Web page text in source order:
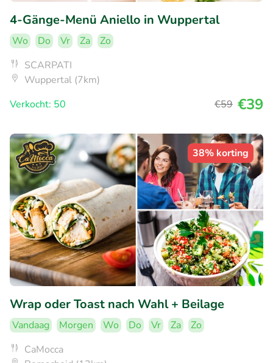
4-Gänge-Menü Aniello in Wuppertal
Wo Do Vr Za
Zo
SCARPATI
Wuppertal (7km)
Verkocht: 50
€59 €39
38% korting
Wrap oder Toast nach Wahl + Beilage
Vandaag Morgen Wo Do Vr Za
Zo
CaMocca